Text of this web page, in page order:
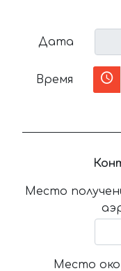
Дата
Время
Место
Место